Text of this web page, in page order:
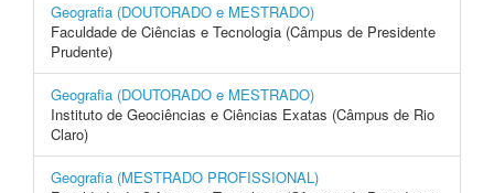
Geografia (DOUTORADO e MESTRADO)
Faculdade de Ciências e Tecnologia (Câmpus de Presidente
Prudente)
Geografia (DOUTORADO e MESTRADO)
Instituto de Geociências e Ciências Exatas (Câmpus de Rio
Claro)
Geografia (MESTRADO PROFISSIONAL)